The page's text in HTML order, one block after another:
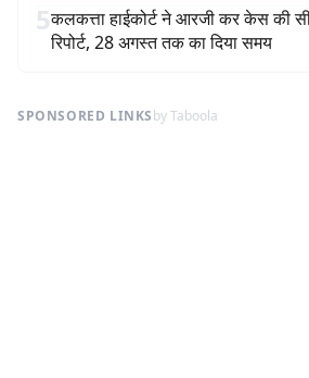
5कलकत्ता हाईकोर्ट ने आरजी कर केस की
रिपोर्ट, 28 अगस्त तक का दिया समय
SPONSORED LINKSby Taboola